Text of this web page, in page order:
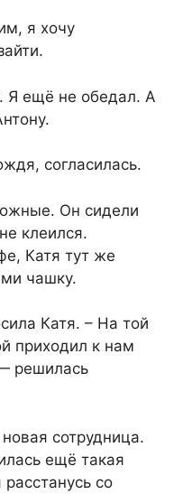
я хочу
Я ещё не обедал. А
согласилась.
Он сидели
клеился.
Катя тут же
чашку.
Катя. – На той
приходил к нам
решилась
сотрудница.
ещё такая
со